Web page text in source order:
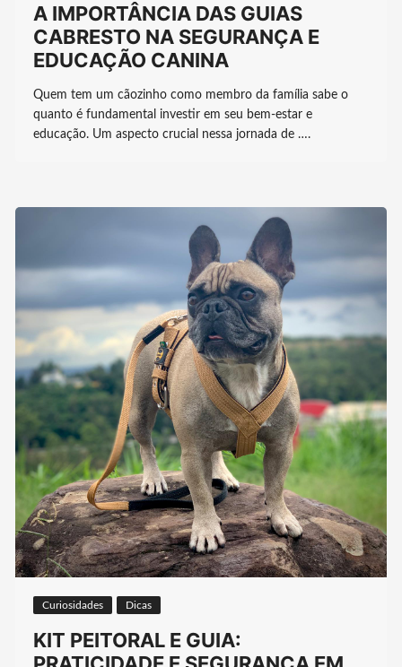
A IMPORTÂNCIA DAS GUIAS
CABRESTO NA SEGURANÇA E
EDUCAÇÃO CANINA
Quem tem um cãozinho como membro da família sabe o
quanto é fundamental investir em seu bem-estar e
educação. Um aspecto crucial nessa jornada de ….
Curiosidades Dicas
KIT PEITORAL E GUIA: